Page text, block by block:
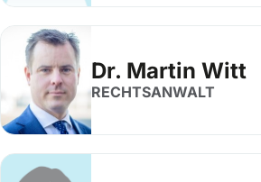
Dr. Martin Witt
RECHTSANWALT